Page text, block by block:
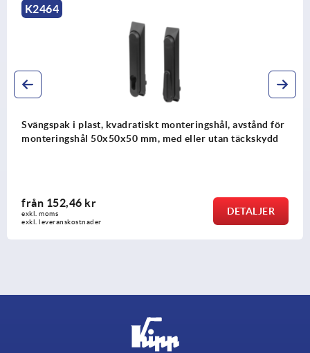
avstånd för
utan täckskydd
DETALJER
Svängspak i plast, runt
monteringshål 105/130 mm, med
exkl. leveranskostnader